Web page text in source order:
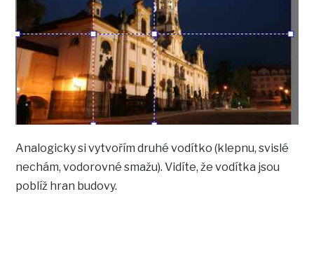
Analogicky si vytvořím druhé vodítko (klepnu, svislé
nechám, vodorovné smažu). Vidíte, že vodítka jsou
poblíž hran budovy.